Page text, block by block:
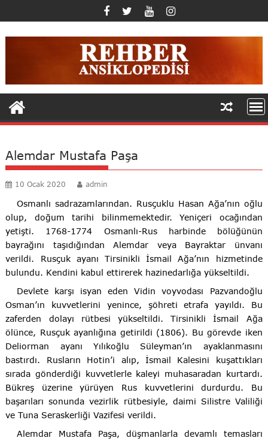
to
content
Alemdar Mustafa Paşa
10 Ocak 2020 admin
Osmanlı sadrazamlarından. Rusçuklu Hasan Ağa’nın oğlu
olup, doğum tarihi bilinmemektedir. Yeniçeri ocağından
yetişti. 1768-1774 Osmanlı-Rus harbinde bölüğünün
bayrağını taşıdığından Alemdar veya Bayraktar ünvanı
verildi. Rusçuk ayanı Tirsinikli İsmail Ağa’nın hizmetinde
bulundu. Kendini kabul ettirerek hazinedarlığa yükseltildi.
Devlete karşı isyan eden Vidin voyvodası Pazvandoğlu
Osman’ın kuvvetlerini yenince, şöhreti etrafa yayıldı. Bu
zaferden dolayı rütbesi yükseltildi. Tirsinikli İsmail Ağa
ölünce, Rusçuk ayanlığına getirildi (1806). Bu görevde iken
Deliorman ayanı Yılıkoğlu Süleyman’ın ayaklanmasını
bastırdı. Rusların Hotin’i alıp, İsmail Kalesini kuşattıkları
sırada gönderdiği kuvvetlerle kaleyi muhasaradan kurtardı.
Bükreş üzerine yürüyen Rus kuvvetlerini durdurdu. Bu
başarıları sonunda vezirlik rütbesiyle, daimi Silistre Valiliği
ve Tuna Seraskerliği Vazifesi verildi.
Alemdar Mustafa Paşa, düşmanlarla devamlı temasları